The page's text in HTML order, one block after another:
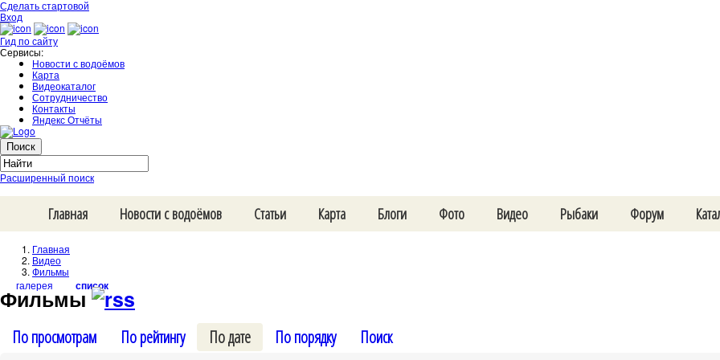
Сделать стартовой
Вход
Гид по сайту
Сервисы:
Новости с водоёмов
Карта
Видеокаталог
Сотрудничество
Контакты
Яндекс Отчёты
Расширенный поиск
Главная Новости с водоёмов Статьи Карта Блоги Фото Видео Рыбаки Форум
Главная
Видео
Фильмы
галерея
список
Фильмы
По просмотрам По рейтингу По дате По порядку Поиск